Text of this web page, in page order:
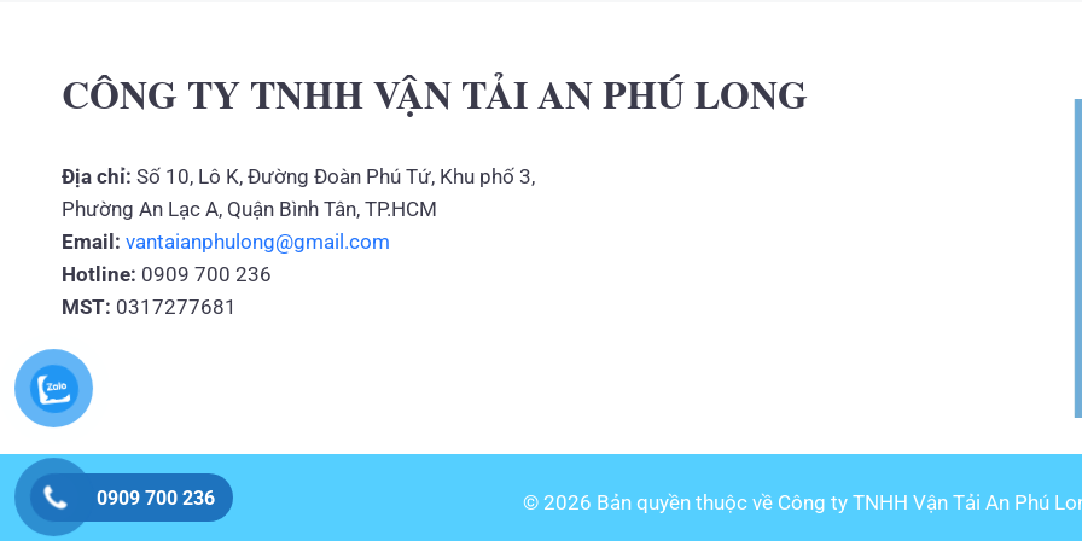
CÔNG TY TNHH VẬN TẢI AN PHÚ LONG
Địa chỉ: Số 10, Lô K, Đường Đoàn Phú Tứ, Khu phố 3,
Phường An Lạc A, Quận Bình Tân, TP.HCM
Email: vantaianphulong@gmail.com
Hotline: 0909 700 236
MST: 0317277681
© 2026 Bản quyền thuộc về Công ty TNHH Vận Tải An Phú
0909 700 236